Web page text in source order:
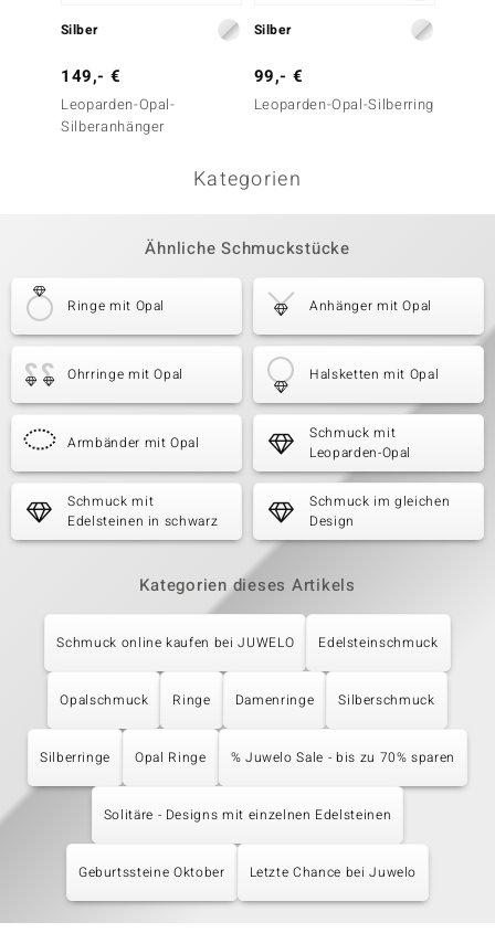
Silber
149,- €
Leoparden-Opal-
Silberanhänger
Silber
99,- €
Leoparden-Opal-Silberring
Kategorien
Ähnliche Schmuckstücke
Ringe mit Opal Anhänger mit Opal
Ohrringe mit Opal Halsketten mit Opal
Armbänder mit Opal
Schmuck mit
Leoparden-Opal
Schmuck mit
Edelsteinen in schwarz
Schmuck im gleichen
Design
Kategorien dieses Artikels
Schmuck online kaufen bei JUWELO Edelsteinschmuck
Opalschmuck Ringe Damenringe Silberschmuck
Silberringe Opal Ringe % Juwelo Sale - bis zu 70% sparen
Solitäre - Designs mit einzelnen Edelsteinen
Geburtssteine Oktober Letzte Chance bei Juwelo